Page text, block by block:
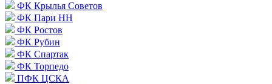
ФК Крылья Советов
ФК Пари НН
ФК Ростов
ФК Рубин
ФК Спартак
ФК Торпедо
ПФК ЦСКА